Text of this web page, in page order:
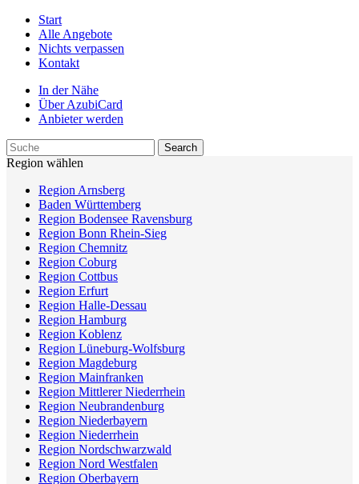
Start
Alle Angebote
Nichts verpassen
Kontakt
In der Nähe
Über AzubiCard
Anbieter werden
Region wählen
Region Arnsberg
Baden Württemberg
Region Bodensee Ravensburg
Region Bonn Rhein-Sieg
Region Chemnitz
Region Coburg
Region Cottbus
Region Erfurt
Region Halle-Dessau
Region Hamburg
Region Koblenz
Region Lüneburg-Wolfsburg
Region Magdeburg
Region Mainfranken
Region Mittlerer Niederrhein
Region Neubrandenburg
Region Niederbayern
Region Niederrhein
Region Nordschwarzwald
Region Nord Westfalen
Region Oberbayern